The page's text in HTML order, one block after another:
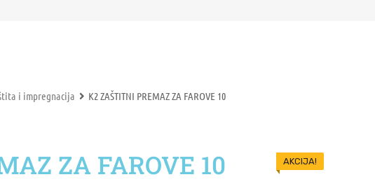
i impregnacija
K2 ZAŠTITNI PREMAZ ZA FAROVE 10
ZA FAROVE 10
AKCIJA!